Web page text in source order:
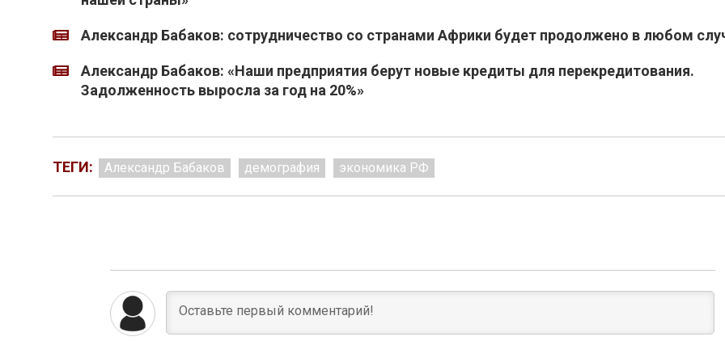
Александр Бабаков: сотрудничество со странами Африки будет продолжено в любом
Александр Бабаков: «Наши предприятия берут новые кредиты для перекредитования.
Задолженность выросла за год на 20%»
ТЕГИ: Александр Бабаков демография экономика РФ